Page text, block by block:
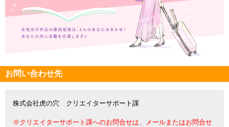
お問い合わせ先
株式会社虎の穴 クリエイターサポート課
※クリエイターサポート課へのお問合せは、メールまたはお問合せ